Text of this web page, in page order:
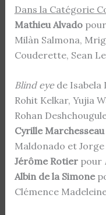
Dans la Catégorie
Mathieu Alvadopour
Milàn Salmona,
Couderette, Sean
Blind eyede Isabela
Rohit Kelkar, Yujia
Rohan
Cyrille Marchesseau
Maldonado et
Jérôme Rotierpour
Albin de la Simone
Clémence